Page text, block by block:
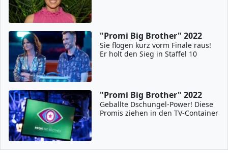
"Promi Big Brother" 2022
Sie flogen kurz vorm Finale raus!
Er holt den Sieg in Staffel 10
"Promi Big Brother" 2022
Geballte Dschungel-Power! Diese
Promis ziehen in den TV-Container